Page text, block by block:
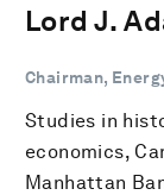
Lord J.
Chairman,
Studies in
economics,
Manhattan